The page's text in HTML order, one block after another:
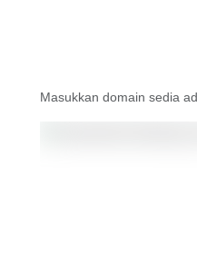
Masukkan domain sedia